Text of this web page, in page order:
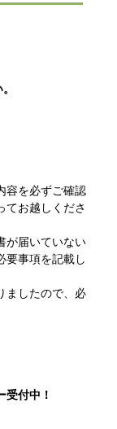
容を必ずご確認
てお越しくださ
が届いていない
要事項を記載し
ましたので、必
受付中！